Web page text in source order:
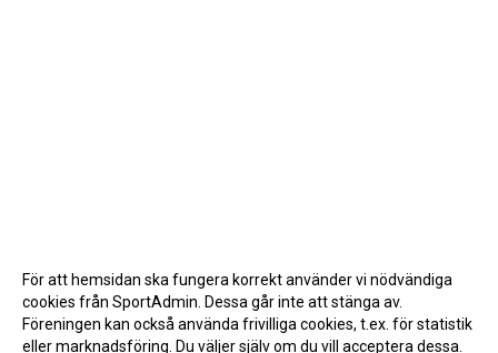
För att hemsidan ska fungera korrekt använder vi nödvändiga
cookies från SportAdmin. Dessa går inte att stänga av.
Föreningen kan också använda frivilliga cookies, t.ex. för statistik
eller marknadsföring. Du väljer själv om du vill acceptera dessa.